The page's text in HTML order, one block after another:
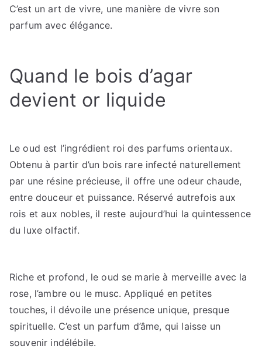
C’est un art de vivre, une manière de vivre son
parfum avec élégance.
Quand le bois d’agar
devient or liquide
Le oud est l’ingrédient roi des parfums orientaux.
Obtenu à partir d’un bois rare infecté naturellement
par une résine précieuse, il offre une odeur chaude,
entre douceur et puissance. Réservé autrefois aux
rois et aux nobles, il reste aujourd’hui la quintessence
du luxe olfactif.
Riche et profond, le oud se marie à merveille avec la
rose, l’ambre ou le musc. Appliqué en petites
touches, il dévoile une présence unique, presque
spirituelle. C’est un parfum d’âme, qui laisse un
souvenir indélébile.